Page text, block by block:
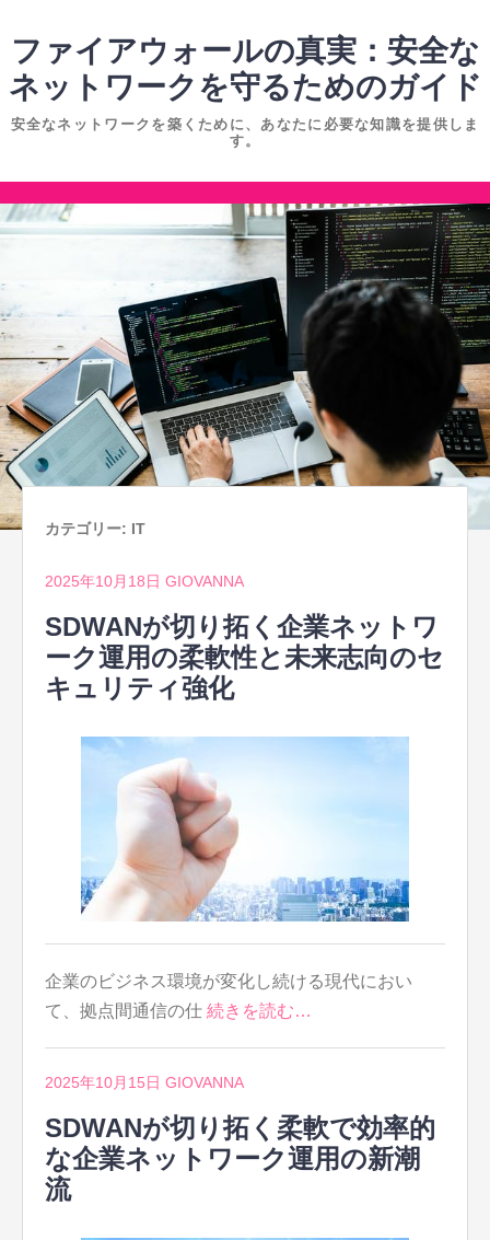
ン
ツ
キ
プ
ファイアウォールの真実：安全な
ネットワークを守るためのガイド
安全なネットワークを築くために、あなたに必要な知識を提供しま
す。
コ
ン
へ
ス
キ
ッ
プ
カテゴリー: IT
2025年10月18日 GIOVANNA
SDWANが切り拓く企業ネットワ
ーク運用の柔軟性と未来志向のセ
キュリティ強化
企業のビジネス環境が変化し続ける現代におい
て、拠点間通信の仕 続きを読む…
2025年10月15日 GIOVANNA
SDWANが切り拓く柔軟で効率的
な企業ネットワーク運用の新潮
流